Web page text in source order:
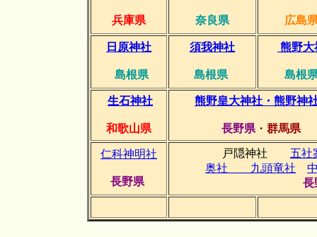
兵庫県 奈良県 広島
日原神社
島根県
須我神社
島根県
熊野大
島根
生石神社
和歌山県
熊野皇大神社・熊野神
長野県 ・ 群馬県
仁科神明社
長野県
戸隠神社 五社
奥社 九頭竜社
長